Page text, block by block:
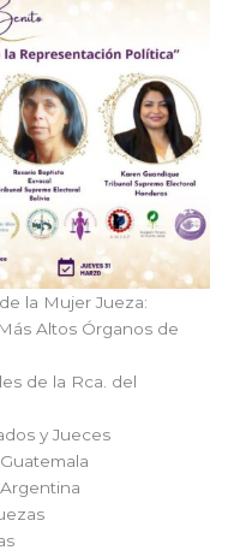
la Mujer Jueza:
Altos Órganos de
de la Rca. del
y Jueces